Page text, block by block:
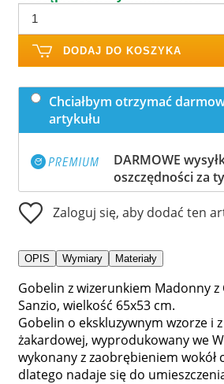
DODAJ DO KOSZYKA
Chciałbym otrzymać
artykułu
DARMOWE
oszczędności za
Zaloguj się, aby dodać ten
OPIS Wymiary Materiały
Gobelin z wizerunkiem Madonny z
Sanzio, wielkość 65x53 cm.
Gobelin o ekskluzywnym wzorze i
żakardowej, wyprodukowany we
wykonany z zaobrębieniem wokół
dlatego nadaje się do